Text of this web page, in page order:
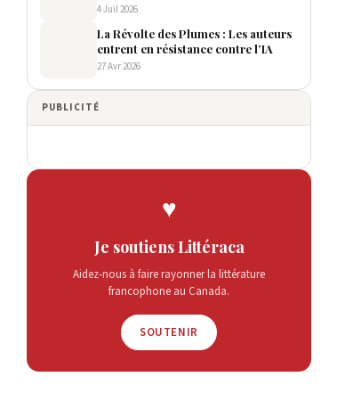
4 Juil 2026
La Révolte des Plumes : Les auteurs
entrent en résistance contre l’IA
27 Avr 2026
PUBLICITÉ
♥
Je soutiens Littéraca
Aidez-nous à faire rayonner la littérature
francophone au Canada.
SOUTENIR